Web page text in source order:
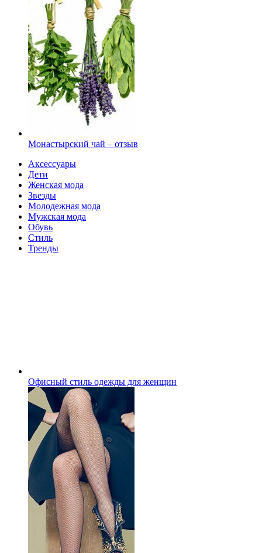
Монастырский чай – отзыв
Аксессуары
Дети
Женская мода
Звезды
Молодежная мода
Мужская мода
Обувь
Стиль
Тренды
Офисный стиль одежды для женщин